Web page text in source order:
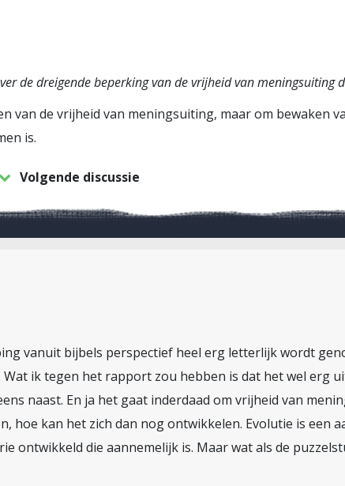
de dreigende beperking van de vrijheid van meningsuiting
van de vrijheid van meningsuiting, maar om bewaken
is.
Volgende discussie
vanuit bijbels perspectief heel erg letterlijk wordt
ik tegen het rapport zou hebben is dat het wel erg
naast. En ja het gaat inderdaad om vrijheid van
hoe kan het zich dan nog ontwikkelen. Evolutie is een
ontwikkeld die aannemelijk is. Maar wat als de